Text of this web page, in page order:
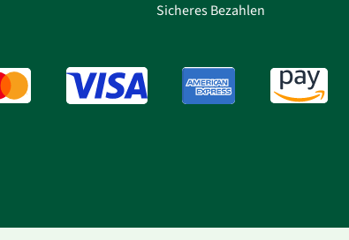
Sicheres Bezahlen